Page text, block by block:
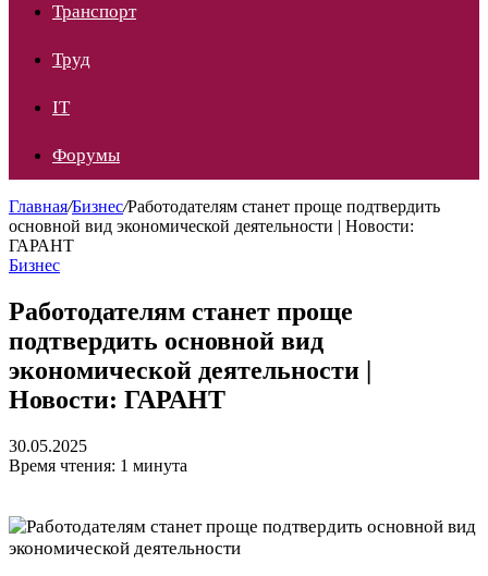
Транспорт
Труд
IT
Форумы
Главная/Бизнес/Работодателям станет проще подтвердить
основной вид экономической деятельности | Новости:
ГАРАНТ
Бизнес
Работодателям станет проще
подтвердить основной вид
экономической деятельности |
Новости: ГАРАНТ
30.05.2025
Время чтения: 1 минута